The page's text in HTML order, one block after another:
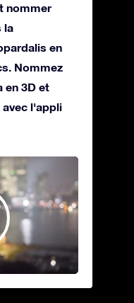
nommer
la
en
Nommez
en 3D et
l'appli